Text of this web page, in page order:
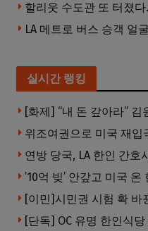
LA 메트로 버스 승객 얼
실시간 랭킹